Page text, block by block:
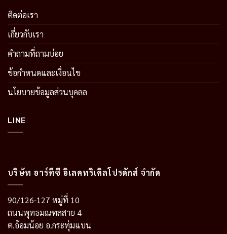
ติดต่อเรา
เกี่ยวกับเรา
คำถามที่ถามบ่อย
ข้อกำหนดและเงื่อนไข
นโยบายข้อมูลส่วนบุคลล
LINE
บริษัท อาร์ทีซี อิเลคทริเคิลโปรดักส์ จำกัด
90/126-127 หมู่ที่ 10
ถนนพุทธมณฑลสาย 4
ต.อ้อมน้อย อ.กระทุ่มแบน